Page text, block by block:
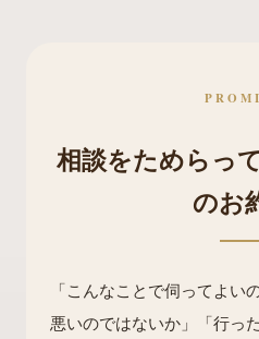
相談をためらっ
のお
「こんなことで伺ってよい
悪いのではないか」「行っ